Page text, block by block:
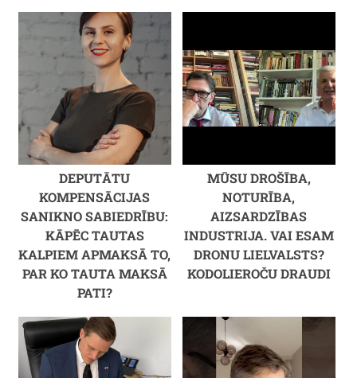
DEPUTĀTU
KOMPENSĀCIJAS
SANIKNO SABIEDRĪBU:
KĀPĒC TAUTAS
KALPIEM APMAKSĀ TO,
PAR KO TAUTA MAKSĀ
PATI?
MŪSU DROŠĪBA,
NOTURĪBA,
AIZSARDZĪBAS
INDUSTRIJA. VAI ESAM
DRONU LIELVALSTS?
KODOLIEROČU DRAUDI